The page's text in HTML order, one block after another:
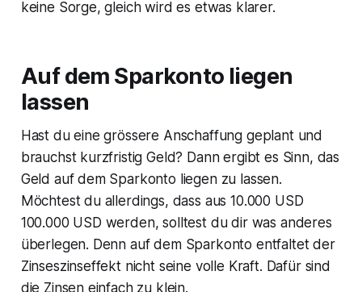
keine Sorge, gleich wird es etwas klarer.
Auf dem Sparkonto liegen
lassen
Hast du eine grössere Anschaffung geplant und
brauchst kurzfristig Geld? Dann ergibt es Sinn, das
Geld auf dem Sparkonto liegen zu lassen.
Möchtest du allerdings, dass aus 10.000 USD
100.000 USD werden, solltest du dir was anderes
überlegen. Denn auf dem Sparkonto entfaltet der
Zinseszinseffekt nicht seine volle Kraft. Dafür sind
die Zinsen einfach zu klein.